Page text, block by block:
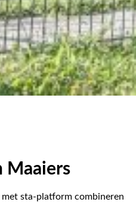
Maaiers
sta-platform combineren